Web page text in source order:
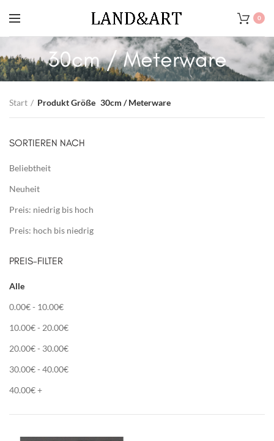
0
30cm / Meterware
Start Produkt Größe 30cm / Meterware
SORTIEREN NACH
Beliebtheit
Neuheit
Preis: niedrig bis hoch
Preis: hoch bis niedrig
PREIS-FILTER
Alle
0.00€- 10.00€
10.00€- 20.00€
20.00€- 30.00€
30.00€- 40.00€
40.00€+